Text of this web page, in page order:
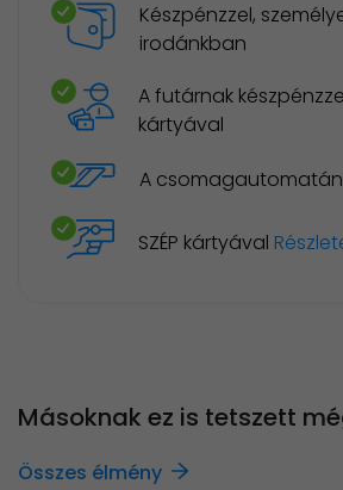
Készpénzzel,
irodánkban
A futárnak
kártyával
A
SZÉP kártyával
Másoknak ez is tetszett
Összes élmény